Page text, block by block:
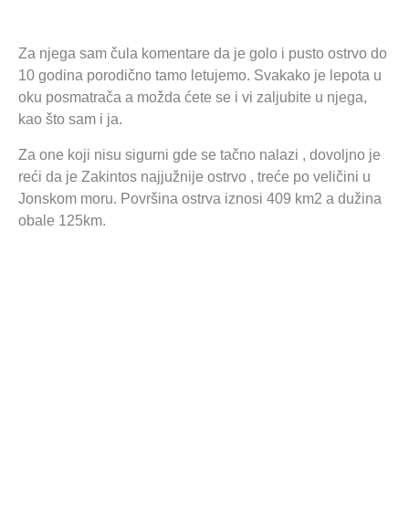
Za njega sam čula komentare da je golo i pusto ostrvo do
10 godina porodično tamo letujemo. Svakako je lepota u
oku posmatrača a možda ćete se i vi zaljubite u njega,
kao što sam i ja.
Za one koji nisu sigurni gde se tačno nalazi , dovoljno je
reći da je Zakintos najjužnije ostrvo , treće po veličini u
Jonskom moru. Površina ostrva iznosi 409 km2 a dužina
obale 125km.